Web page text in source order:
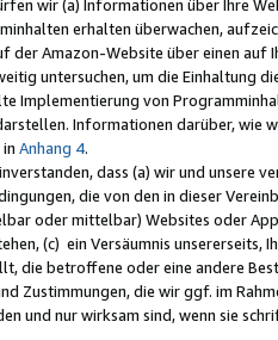
wir (a) Informationen über Ihre
erhalten überwachen,
der Amazon-Website über einen
untersuchen, um die Einhaltung
Implementierung von
Informationen darüber, wie
Anhang 4.
dass (a) wir und
die von den in dieser
oder mittelbar) Websites oder
(c) ein Versäumnis unsererseits,
die betroffene oder eine andere
Zustimmungen, die wir ggf. im
und nur wirksam sind, wenn sie